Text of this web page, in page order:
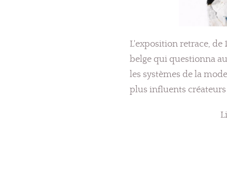
L'exposition retrace, de
belge qui questionna
les systèmes de la
plus influents